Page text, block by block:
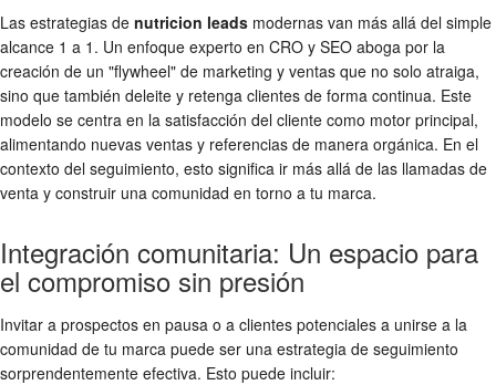
Las estrategias de nutricion leads modernas van más allá del simple
alcance 1 a 1. Un enfoque experto en CRO y SEO aboga por la
creación de un "flywheel" de marketing y ventas que no solo atraiga,
sino que también deleite y retenga clientes de forma continua. Este
modelo se centra en la satisfacción del cliente como motor principal,
alimentando nuevas ventas y referencias de manera orgánica. En el
contexto del seguimiento, esto significa ir más allá de las llamadas de
venta y construir una comunidad en torno a tu marca.
Integración comunitaria: Un espacio para
el compromiso sin presión
Invitar a prospectos en pausa o a clientes potenciales a unirse a la
comunidad de tu marca puede ser una estrategia de seguimiento
sorprendentemente efectiva. Esto puede incluir: